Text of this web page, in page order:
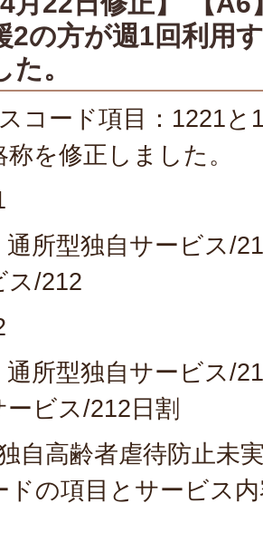
2の方が週1回利用
。
コード項目：1221
を修正しました。
通所型独自サービス/
ス/212
通所型独自サービス/
ービス/212日割
自高齢者虐待防止未
ドの項目とサービス